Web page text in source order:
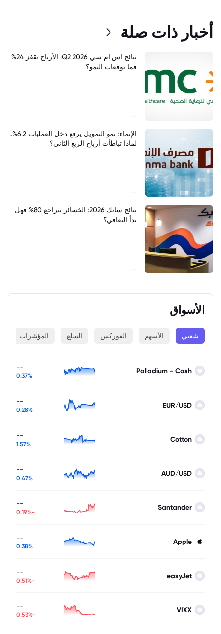
الأسواق
شعبي الأسهم الفوركس السلع المؤشرات
Palladium - Cash
--
0.37%
EUR/USD
--
0.28%
Cotton
--
1.57%
AUD/USD
--
0.47%
Santander
--
-0.19%
Apple
--
0.38%
easyJet
--
-0.51%
VIXX
--
-0.53%
أخبار ذات صلة
نتائج اس ام سي Q2 2026: الأرباح تقفز 24%
فما توقعات النمو؟
--
الإنماء: نمو التمويل يرفع دخل العمليات 6.2%..
لماذا تباطأت أرباح الربع الثاني؟
--
نتائج سابك 2026: الخسائر تتراجع 80% فهل
بدأ التعافي؟
--